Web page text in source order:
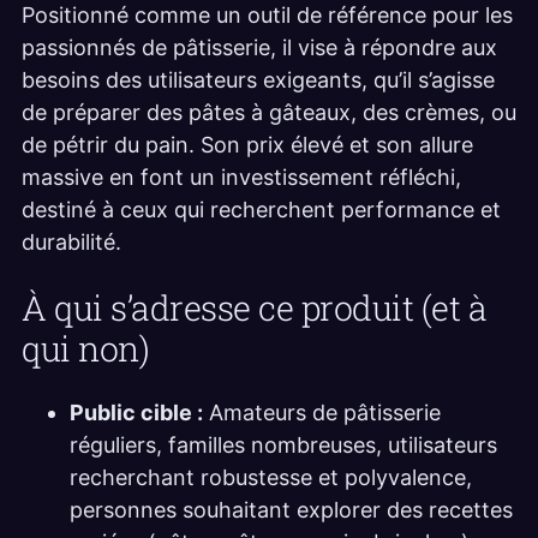
Positionné comme un outil de référence pour les
passionnés de pâtisserie, il vise à répondre aux
besoins des utilisateurs exigeants, qu’il s’agisse
de préparer des pâtes à gâteaux, des crèmes, ou
de pétrir du pain. Son prix élevé et son allure
massive en font un investissement réfléchi,
destiné à ceux qui recherchent performance et
durabilité.
À qui s’adresse ce produit (et à
qui non)
Public cible : Amateurs de pâtisserie
réguliers, familles nombreuses, utilisateurs
recherchant robustesse et polyvalence,
personnes souhaitant explorer des recettes